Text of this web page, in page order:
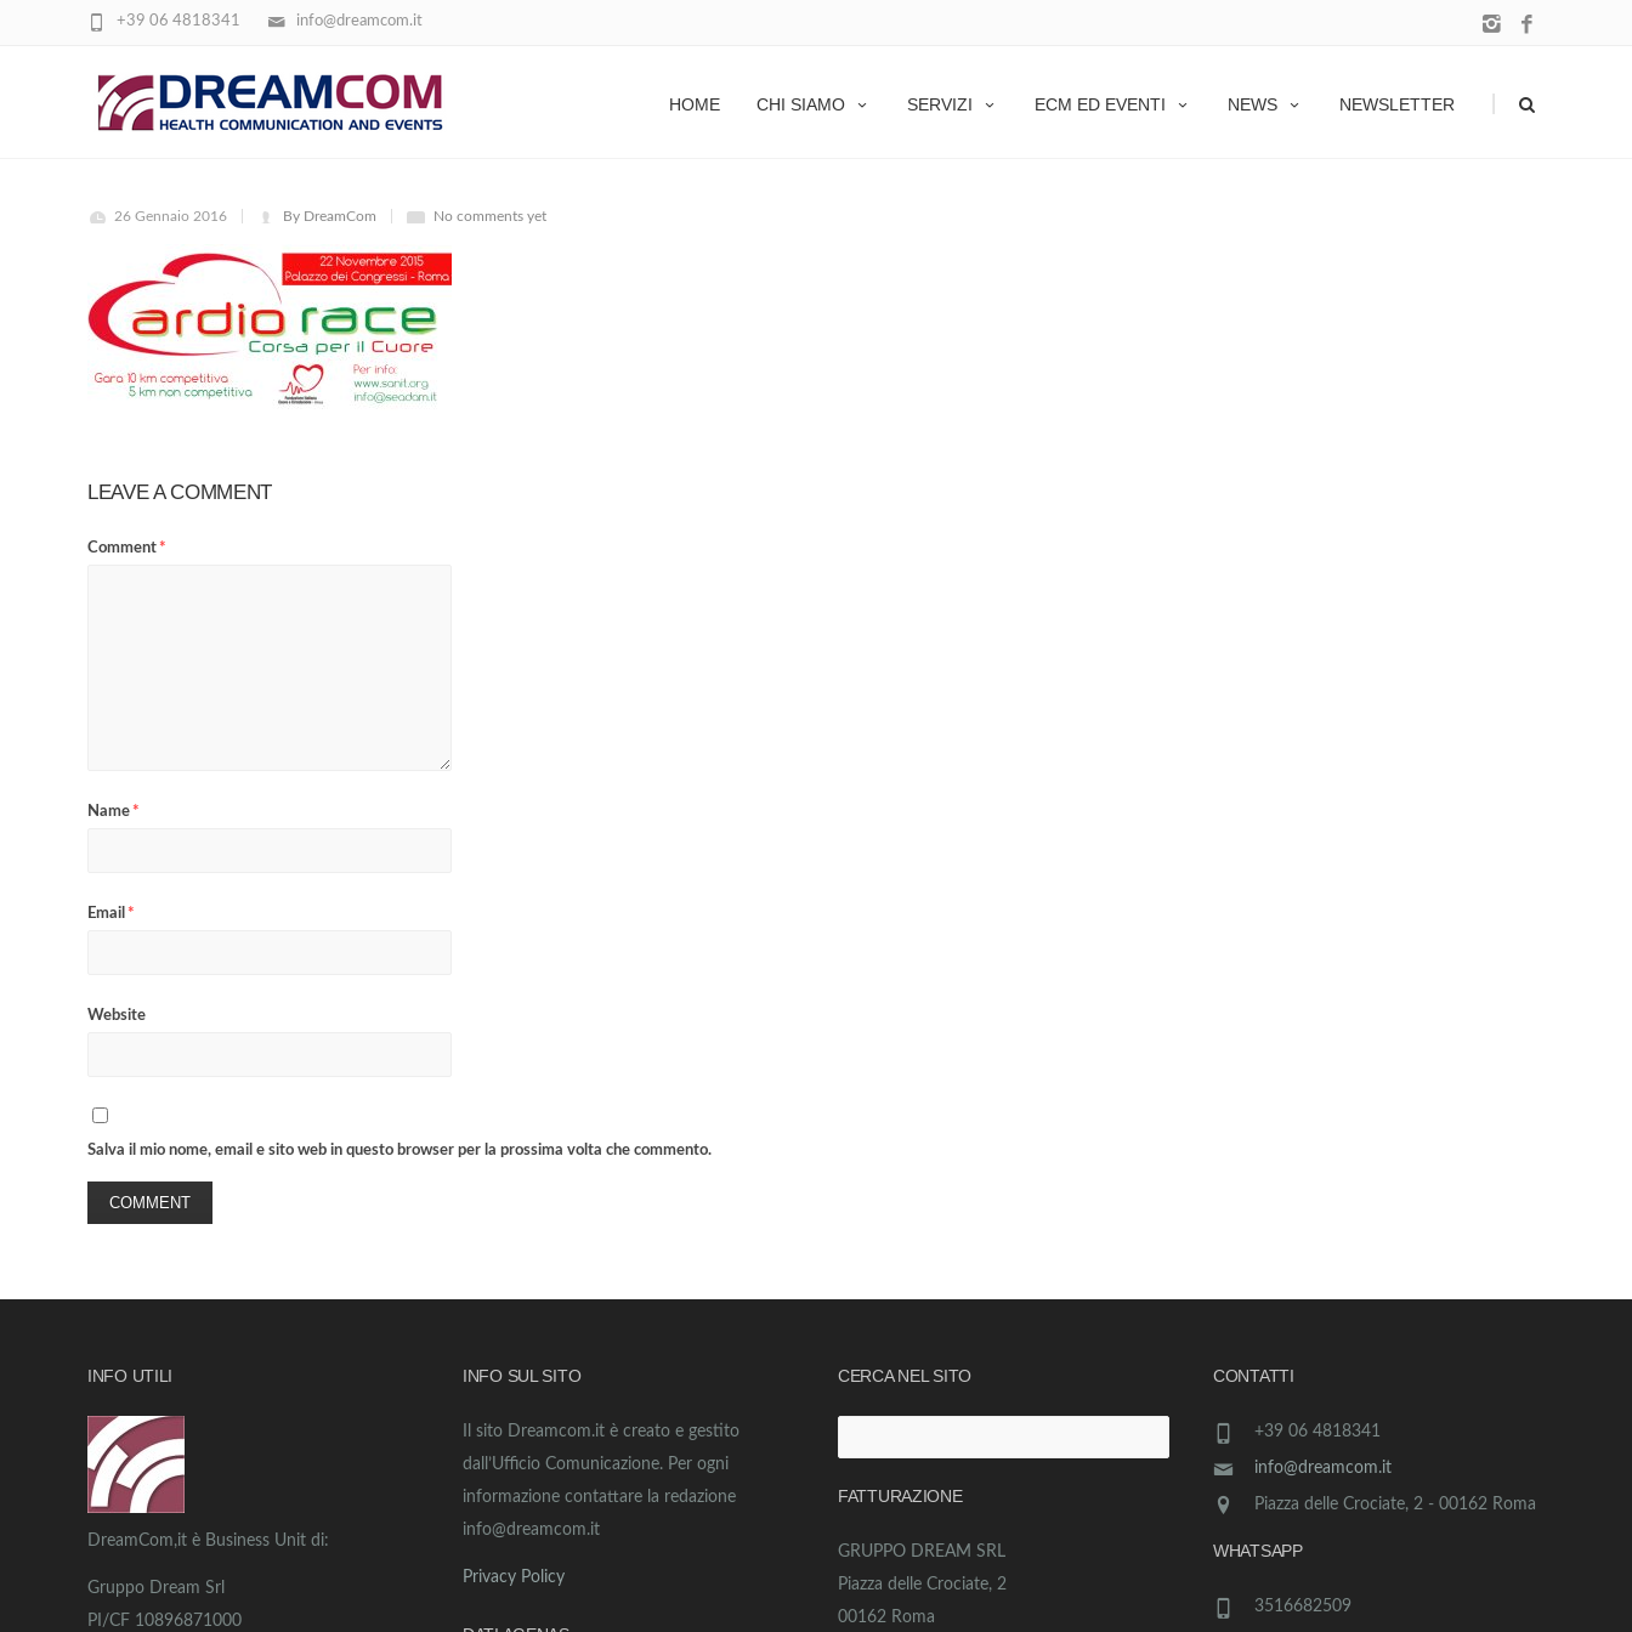
info@dreamcom.it
+39 06 4818341
HOME CHI SIAMO SERVIZI ECM ED EVENTI NEWS NEWSLETTER
CARDIORACE_SOCIAL (4)
26 Gennaio 2016 By DreamCom No comments yet
LEAVE A COMMENT
Comment*
Name*
Email *
Website
Salva il mio nome, email e sito web in questo browser per la prossima volta che commento.
INFO UTILI
DreamCom,it è Business Unit di:
Gruppo Dream Srl
PI/CF 10896871000
INFO SUL SITO
Il sito Dreamcom.it è creato e gestito
dall’Ufficio Comunicazione. Per ogni
informazione contattare la redazione
info@dreamcom.it
Privacy Policy
CERCA NEL SITO
per:
FATTURAZIONE
GRUPPO DREAM SRL
Piazza delle Crociate, 2
00162 Roma
CONTATTI
+39 06 4818341
info@dreamcom.it
Piazza delle Crociate, 2 - 00162 Roma
WHATSAPP
3516682509